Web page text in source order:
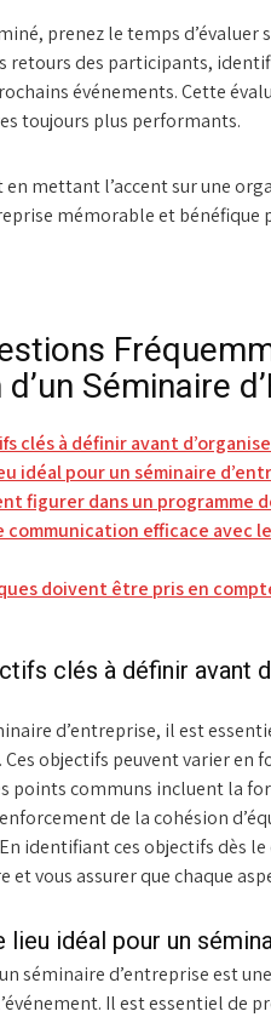
prenez le temps d’évaluer
retours des participants,
événements. Cette
toujours plus performants.
en mettant l’accent sur une
mémorable et bénéfique
Séminaire
clés à définir avant
idéal pour un séminaire
figurer dans un programme
communication efficace avec
doivent être pris en
clés à définir avant
d’entreprise, il est
objectifs peuvent varier en
points communs incluent la
de la cohésion
identifiant ces objectifs dès
vous assurer que chaque
idéal pour un
séminaire d’entreprise est
Il est essentiel de